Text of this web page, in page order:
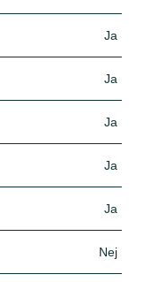
Ja
Ja
Ja
Ja
Ja
Nej